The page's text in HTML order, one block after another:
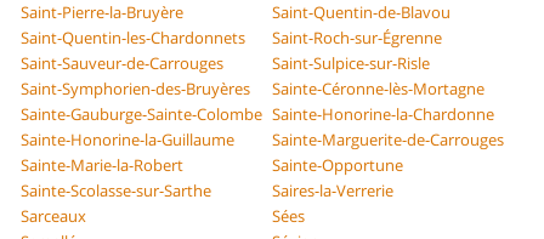
Saint-Pierre-la-Bruyère
Saint-Quentin-de-Blavou
Saint-Quentin-les-Chardonnets
Saint-Roch-sur-Égrenne
Saint-Sauveur-de-Carrouges
Saint-Sulpice-sur-Risle
Saint-Symphorien-des-Bruyères
Sainte-Céronne-lès-Mortagne
Sainte-Gauburge-Sainte-Colombe Sainte-Honorine-la-Chardonne
Sainte-Honorine-la-Guillaume
Sainte-Marguerite-de-Carrouges
Sainte-Marie-la-Robert
Sainte-Opportune
Sainte-Scolasse-sur-Sarthe
Saires-la-Verrerie
Sarceaux
Sées